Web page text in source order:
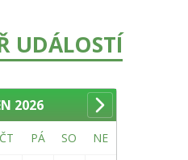
UDÁLOSTÍ
2026
ČT PÁ SO NE